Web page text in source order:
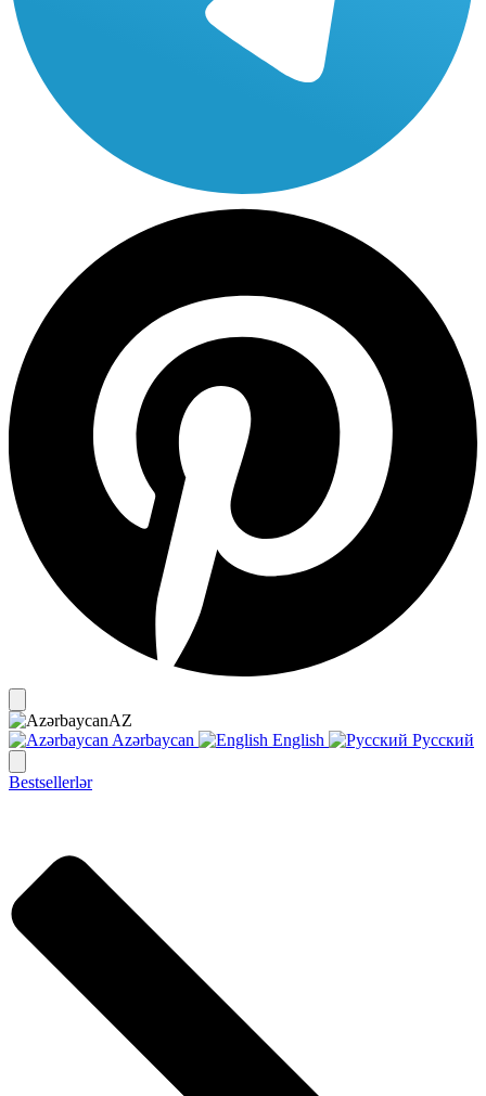
AZ
Azərbaycan
English Русский
Bestsellerlər